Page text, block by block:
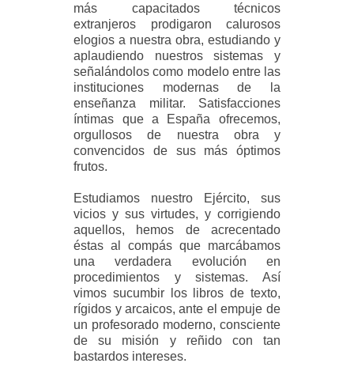
más capacitados técnicos
extranjeros prodigaron calurosos
elogios a nuestra obra, estudiando y
aplaudiendo nuestros sistemas y
señalándolos como modelo entre las
instituciones modernas de la
enseñanza militar. Satisfacciones
íntimas que a España ofrecemos,
orgullosos de nuestra obra y
convencidos de sus más óptimos
frutos.
Estudiamos nuestro Ejército, sus
vicios y sus virtudes, y corrigiendo
aquellos, hemos de acrecentado
éstas al compás que marcábamos
una verdadera evolución en
procedimientos y sistemas. Así
vimos sucumbir los libros de texto,
rígidos y arcaicos, ante el empuje de
un profesorado moderno, consciente
de su misión y reñido con tan
bastardos intereses.